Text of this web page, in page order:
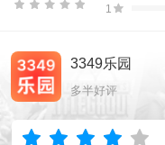
1
3349乐园
多半好评